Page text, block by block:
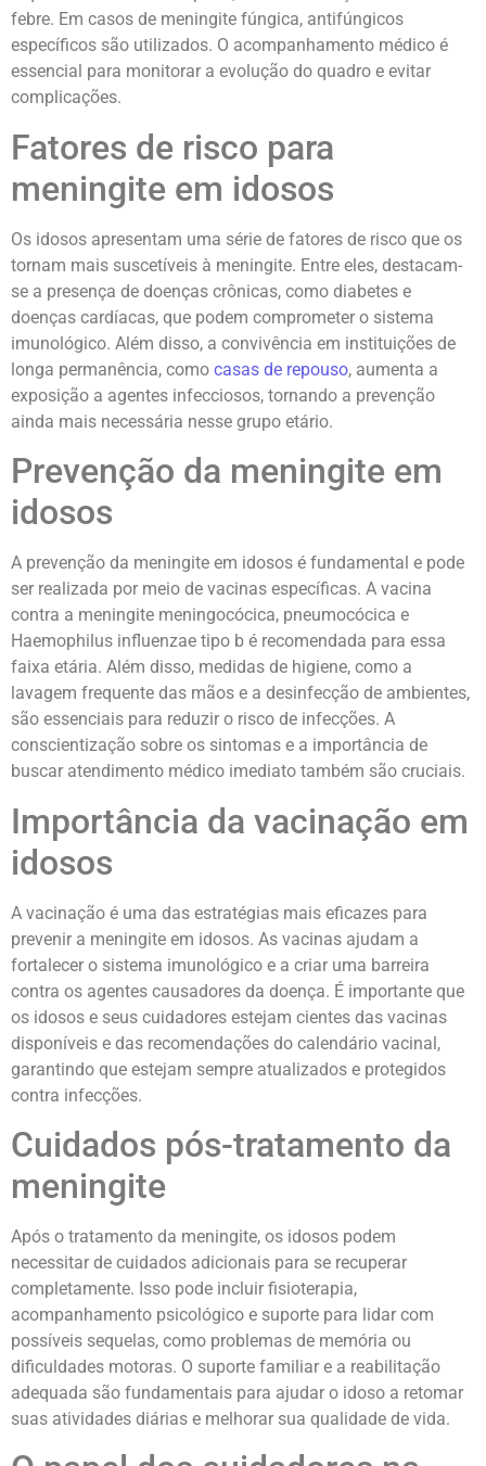
febre. Em casos de meningite fúngica, antifúngicos
específicos são utilizados. O acompanhamento médico é
essencial para monitorar a evolução do quadro e evitar
complicações.
Fatores de risco para
meningite em idosos
Os idosos apresentam uma série de fatores de risco que os
tornam mais suscetíveis à meningite. Entre eles, destacam-
se a presença de doenças crônicas, como diabetes e
doenças cardíacas, que podem comprometer o sistema
imunológico. Além disso, a convivência em instituições de
longa permanência, como casas de repouso, aumenta a
exposição a agentes infecciosos, tornando a prevenção
ainda mais necessária nesse grupo etário.
Prevenção da meningite em
idosos
A prevenção da meningite em idosos é fundamental e pode
ser realizada por meio de vacinas específicas. A vacina
contra a meningite meningocócica, pneumocócica e
Haemophilus influenzae tipo b é recomendada para essa
faixa etária. Além disso, medidas de higiene, como a
lavagem frequente das mãos e a desinfecção de ambientes,
são essenciais para reduzir o risco de infecções. A
conscientização sobre os sintomas e a importância de
buscar atendimento médico imediato também são cruciais.
Importância da vacinação em
idosos
A vacinação é uma das estratégias mais eficazes para
prevenir a meningite em idosos. As vacinas ajudam a
fortalecer o sistema imunológico e a criar uma barreira
contra os agentes causadores da doença. É importante que
os idosos e seus cuidadores estejam cientes das vacinas
disponíveis e das recomendações do calendário vacinal,
garantindo que estejam sempre atualizados e protegidos
contra infecções.
Cuidados pós-tratamento da
meningite
Após o tratamento da meningite, os idosos podem
necessitar de cuidados adicionais para se recuperar
completamente. Isso pode incluir fisioterapia,
acompanhamento psicológico e suporte para lidar com
possíveis sequelas, como problemas de memória ou
dificuldades motoras. O suporte familiar e a reabilitação
adequada são fundamentais para ajudar o idoso a retomar
suas atividades diárias e melhorar sua qualidade de vida.